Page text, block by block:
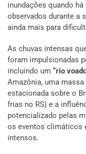
inundações quando
observados durante a
ainda mais para
As chuvas intensas
foram impulsionadas
incluindo um “rio
Amazônia, uma
estacionada sobre o
frias no RS) e a
potencializado pelas
os eventos climáticos
intensos.